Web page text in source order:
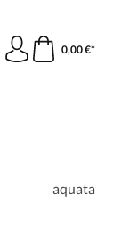
0,00 €*
aquata